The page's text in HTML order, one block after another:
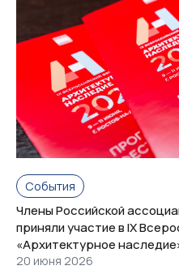
События
Члены Российской
приняли участие в IX
«Архитектурное
20 июня 2026